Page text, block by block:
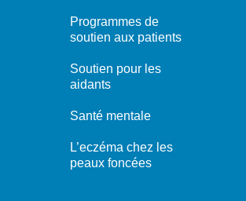
Programmes de
soutien aux patients
Soutien pour les
aidants
Santé mentale
L’eczéma chez les
peaux foncées